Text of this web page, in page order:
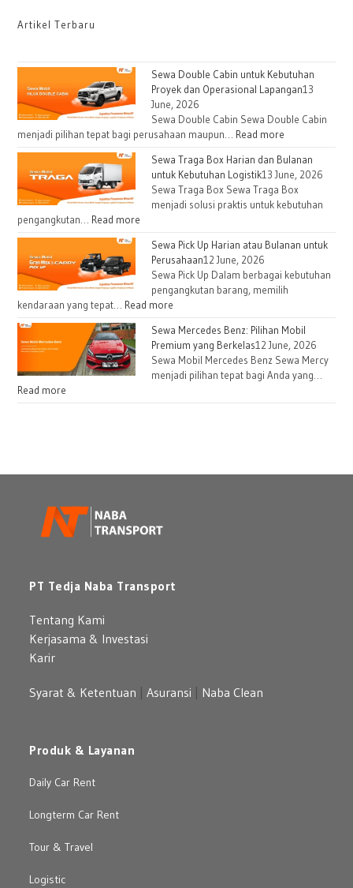
Artikel Terbaru
Sewa Double Cabin untuk Kebutuhan
Proyek dan Operasional Lapangan13
June, 2026
Sewa Double Cabin Sewa Double Cabin
menjadi pilihan tepat bagi perusahaan maupun… Read more
Sewa Traga Box Harian dan Bulanan
untuk Kebutuhan Logistik13 June, 2026
Sewa Traga Box Sewa Traga Box
menjadi solusi praktis untuk kebutuhan
pengangkutan… Read more
Sewa Pick Up Harian atau Bulanan untuk
Perusahaan12 June, 2026
Sewa Pick Up Dalam berbagai kebutuhan
pengangkutan barang, memilih
kendaraan yang tepat… Read more
Sewa Mercedes Benz: Pilihan Mobil
Premium yang Berkelas12 June, 2026
Sewa Mobil Mercedes Benz Sewa Mercy
menjadi pilihan tepat bagi Anda yang…
Read more
PT Tedja Naba Transport
Tentang Kami
Kerjasama & Investasi
Karir
Syarat & Ketentuan |Asuransi Naba Clean
Produk & Layanan
Daily Car Rent
Longterm Car Rent
Tour & Travel
Logistic